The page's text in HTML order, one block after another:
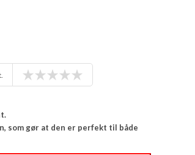
som gør at den er perfekt til både